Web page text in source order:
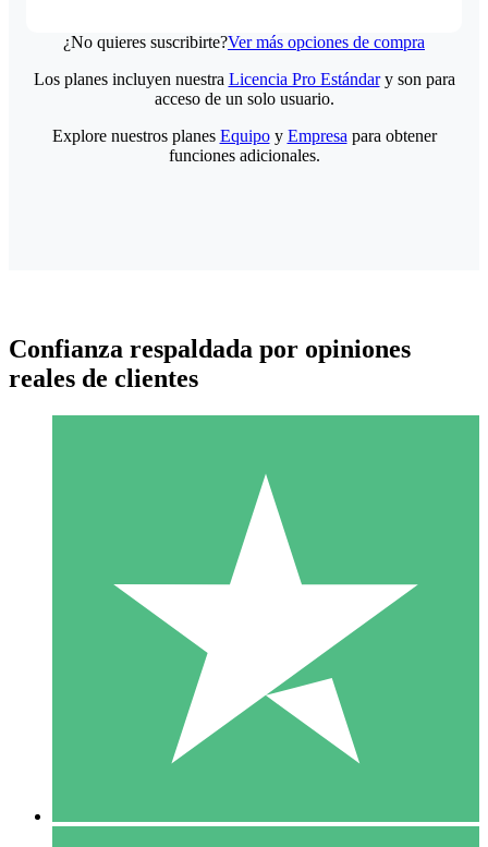
¿No quieres suscribirte?Ver más opciones de compra
Paquetes de Créditos Individuales
Paga según el uso con créditos de descarga. Sin compromiso
10 00
Los planes incluyen nuestra Licencia Pro Estándary son para
acceso de un solo usuario.
Explore nuestros planes Equipoy Empresa para obtener
funciones adicionales.
Confianza respaldada por opiniones
reales de clientes